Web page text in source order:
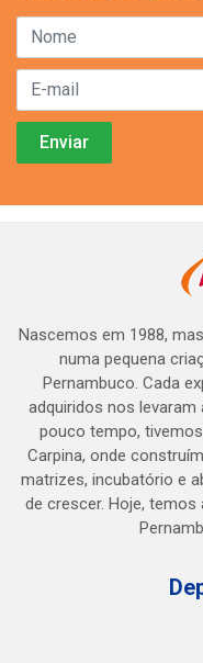
Nascemos em 1988,
numa pequena
Pernambuco. Cada
adquiridos nos levaram
pouco tempo,
Carpina, onde
matrizes, incubatório e
de crescer. Hoje,